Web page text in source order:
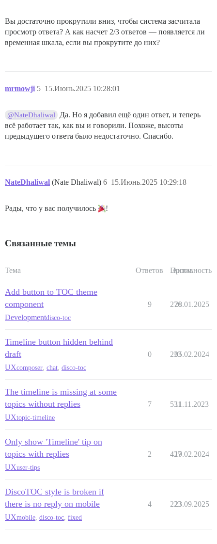
Вы достаточно прокрутили вниз, чтобы система засчитала
просмотр ответа? А как насчет 2/3 ответов — появляется ли
временная шкала, если вы прокрутите до них?
mrmowji 15.Июнь.2025 10:28:01
5
@NateDhaliwal
Да. Но я добавил ещё один ответ, и теперь
всё работает так, как вы и говорили. Похоже, высоты
предыдущего ответа было недостаточно. Спасибо.
NateDhaliwal (Nate Dhaliwal) 15.Июнь.2025 10:29:18
6
Рады, что у вас получилось !
Связанные темы
Тема Ответов Просм.
Активность
Add button to TOC theme
component
Developmentdisco-toc
9 276
28.01.2025
Timeline button hidden behind
draft
UXcomposer chat disco-toc
0 233
05.02.2024
The timeline is missing at some
topics without replies
UXtopic-timeline
7 53111.11.2023
Only show 'Timeline' tip on
topics with replies
UXuser-tips
2 427
19.02.2024
DiscoTOC style is broken if
there is no reply on mobile
UXmobile disco-toc fixed
4 223
23.09.2025